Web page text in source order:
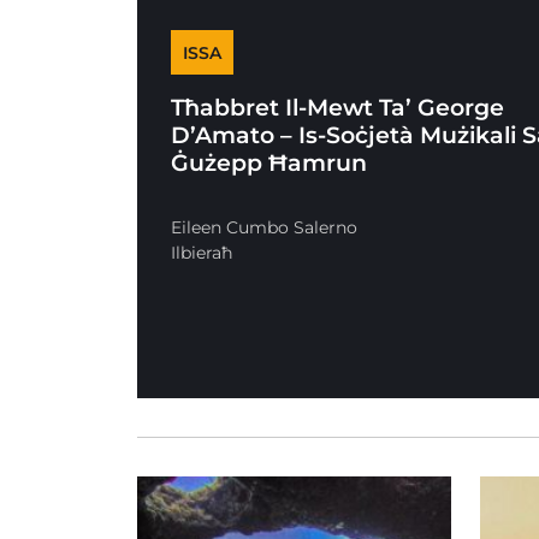
ISSA
Tħabbret Il-Mewt Ta’ George
D’Amato – Is-Soċjetà Mużikali
Ġużepp Ħamrun
Eileen Cumbo Salerno
Ilbieraħ